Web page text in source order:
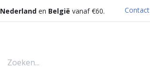
Nederlanden België vanaf €60. Contact